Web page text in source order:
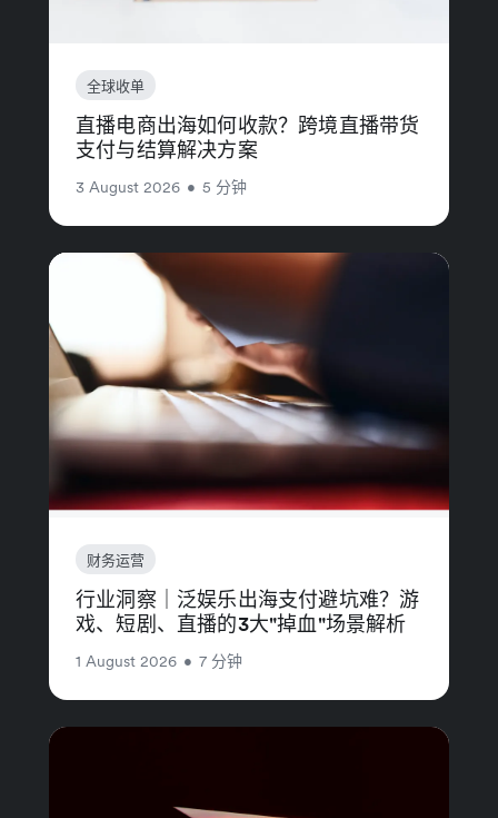
全球收单
直播电商出海如何收款？跨境直播带货
支付与结算解决方案
3 August 2026 • 5 分钟
财务运营
行业洞察｜泛娱乐出海支付避坑难？游
戏、短剧、直播的3大"掉血"场景解析
1 August 2026 • 7 分钟